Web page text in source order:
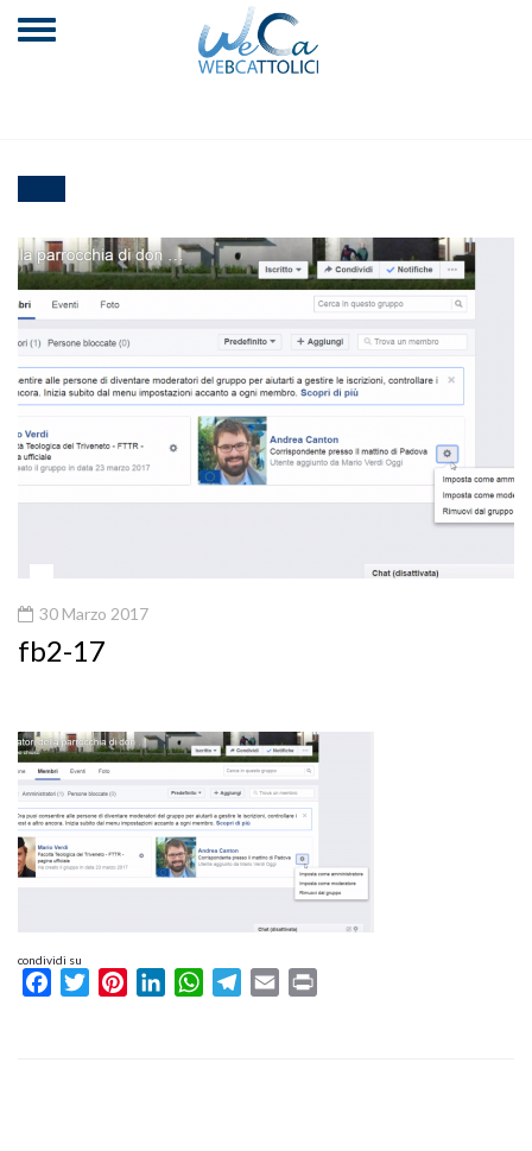
30 Marzo 2017
fb2-17
condividi su
FacebookTwitterPinterestLinkedInWhatsAppTelegram
Email